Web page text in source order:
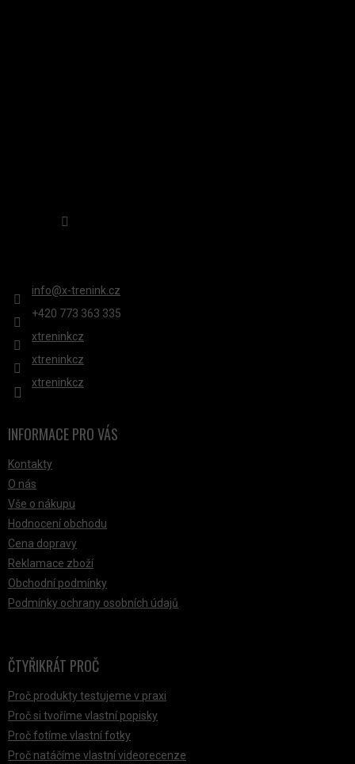
info@x-trenink.cz
+420 ‭773 363 335
xtreninkcz
xtreninkcz
xtreninkcz
INFORMACE PRO VÁS
Kontakty
O nás
Vše o nákupu
Hodnocení obchodu
Cena dopravy
Reklamace zboží
Obchodní podmínky
Podmínky ochrany osobních údajů
ČTYŘIKRÁT PROČ
Proč produkty testujeme v praxi
Proč si tvoříme vlastní popisky
Proč fotíme vlastní fotky
Proč natáčíme vlastní videorecenze